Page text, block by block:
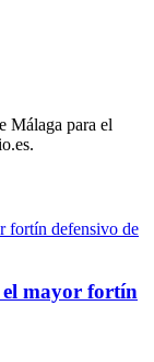
Málaga para el
el mayor fortín